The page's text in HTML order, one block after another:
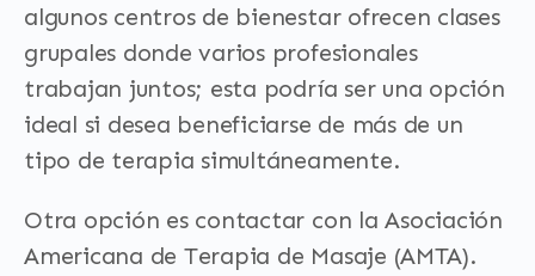
algunos centros de bienestar ofrecen clases
grupales donde varios profesionales
trabajan juntos; esta podría ser una opción
ideal si desea beneficiarse de más de un
tipo de terapia simultáneamente.
Otra opción es contactar con la Asociación
Americana de Terapia de Masaje (AMTA).